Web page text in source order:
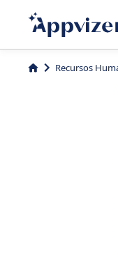
Recursos